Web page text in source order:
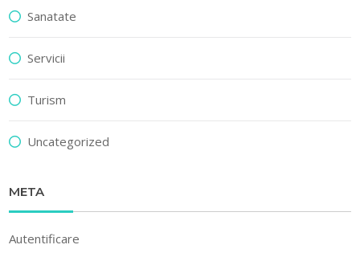
Sanatate
Servicii
Turism
Uncategorized
META
Autentificare